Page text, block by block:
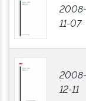
2008-
11-07
2008-
12-11